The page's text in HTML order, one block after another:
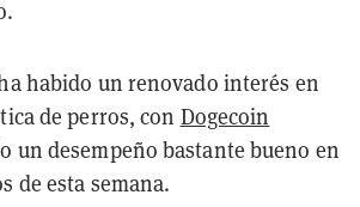
habido un renovado interés en
de perros, con Dogecoin
un desempeño bastante bueno en
de esta semana.